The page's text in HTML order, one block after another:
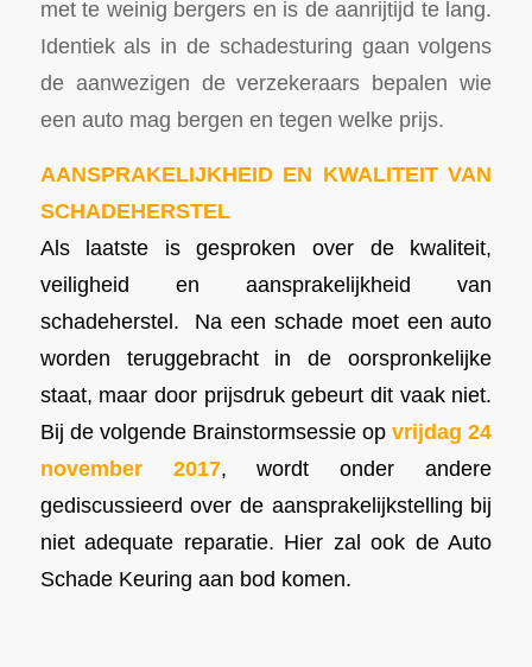
met te weinig bergers en is de aanrijtijd te lang.
Identiek als in de schadesturing gaan volgens
de aanwezigen de verzekeraars bepalen wie
een auto mag bergen en tegen welke prijs.
AANSPRAKELIJKHEID EN KWALITEIT VAN
SCHADEHERSTEL
Als laatste is gesproken over de kwaliteit,
veiligheid en aansprakelijkheid van
schadeherstel.
Na een schade moet een auto
worden teruggebracht in de oorspronkelijke
staat, maar door prijsdruk gebeurt dit vaak niet.
Bij de volgende Brainstormsessie opvrijdag 24
november 2017, wordt onder andere
gediscussieerd over de aansprakelijkstelling bij
niet adequate reparatie. Hier zal ook de Auto
Schade Keuring aan bod komen.